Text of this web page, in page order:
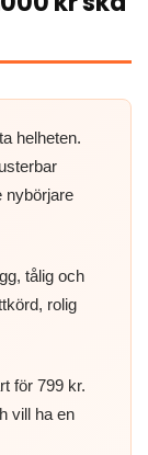
helheten.
nybörjare
tålig och
rolig
för 799 kr.
vill ha en